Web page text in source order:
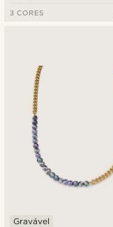
3 CORES
Gravável